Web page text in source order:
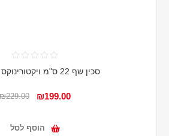
סכין שף 22 ס"מ ויקטורינוקס פיברוקס
₪199.00
הוסף לסל